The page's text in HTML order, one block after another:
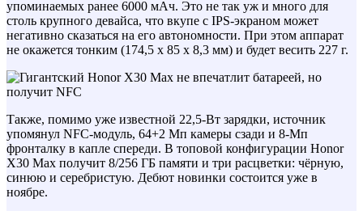
упоминаемых ранее 6000 мАч. Это не так уж и много для
столь крупного девайса, что вкупе с IPS-экраном может
негативно сказаться на его автономности. При этом аппарат
не окажется тонким (174,5 x 85 x 8,3 мм) и будет весить 227 г.
Также, помимо уже известной 22,5-Вт зарядки, источник
упомянул NFC-модуль, 64+2 Мп камеры сзади и 8-Мп
фронталку в капле спереди. В топовой конфигурации Honor
X30 Max получит 8/256 ГБ памяти и три расцветки: чёрную,
синюю и серебристую. Дебют новинки состоится уже в
ноябре.